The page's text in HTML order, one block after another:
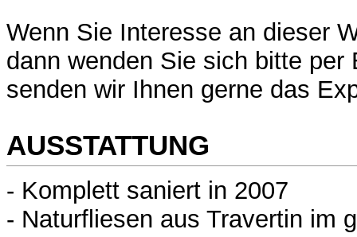
Wenn Sie Interesse an dieser
dann wenden Sie sich bitte per
senden wir Ihnen gerne das
AUSSTATTUNG
- Komplett saniert in 2007
- Naturfliesen aus Travertin im